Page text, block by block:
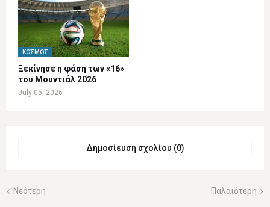
ΚΌΣΜΟΣ
Ξεκίνησε η φάση των «16»
του Μουντιάλ 2026
July 05, 2026
Δημοσίευση σχολίου (0)
Νεότερη Παλαιότερη